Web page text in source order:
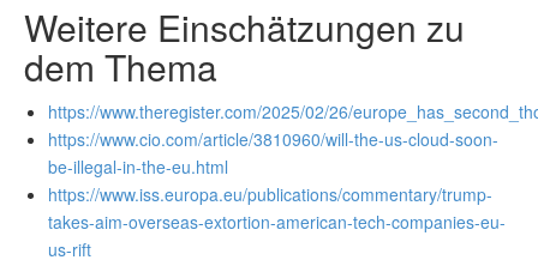
Weitere Einschätzungen zu
dem Thema
https://www.theregister.com/2025/02/26/
https://www.cio.com/article/3810960/will-the-us-cloud-soon-
be-illegal-in-the-eu.html
https://www.iss.europa.eu/publications/commentary/trump-
takes-aim-overseas-extortion-american-tech-companies-eu-
us-rift